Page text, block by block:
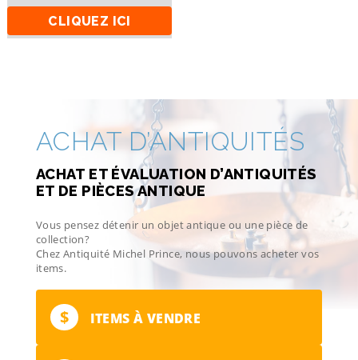
CLIQUEZ ICI
ACHAT D’ANTIQUITÉS
ACHAT ET ÉVALUATION D’ANTIQUITÉS
ET DE PIÈCES ANTIQUE
Vous pensez détenir un objet antique ou une pièce de
collection?
Chez Antiquité Michel Prince, nous pouvons acheter vos
items.
$ ITEMS À VENDRE